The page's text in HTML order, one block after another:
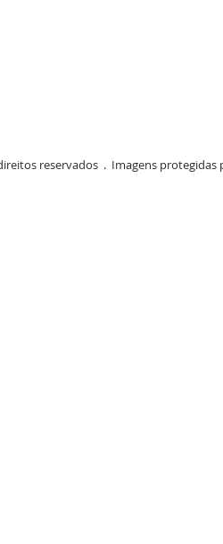
reservados . Imagens